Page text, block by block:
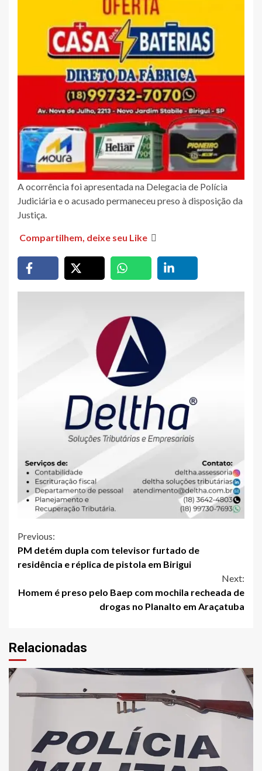
A ocorrência foi apresentada na Delegacia de Polícia
Judiciária e o acusado permaneceu preso à disposição da
Justiça.
Compartilhem, deixe seu Like 
Continue
Reading
Previous:
PM detém dupla com televisor furtado de
residência e réplica de pistola em Birigui
Next:
Homem é preso pelo Baep com mochila recheada de
drogas no Planalto em Araçatuba
Relacionadas